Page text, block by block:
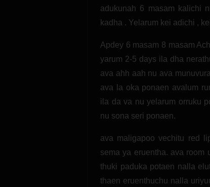
adukunah 6 masam kalichi
kadha . Yelarum kei adichi ,
Apdey 6 masam 8 masam
yarum 2-5 days ila dha
ava ahh aah nu ava
ava la oka ponaen avalum
ila da va nu yelarum orruku
nu sona seri ponaen.
ava maligapoo vechitu red
sema ya eruentha. ava room
thuki paduka potaen nalla
thaen eruenthuchu nalla